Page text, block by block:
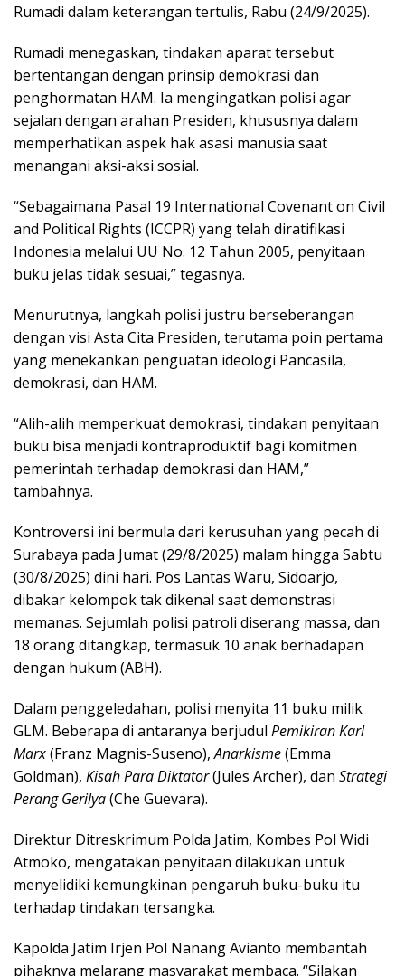
Rumadi dalam keterangan tertulis, Rabu (24/9/2025).
Rumadi menegaskan, tindakan aparat tersebut
bertentangan dengan prinsip demokrasi dan
penghormatan HAM. Ia mengingatkan polisi agar
sejalan dengan arahan Presiden, khususnya dalam
memperhatikan aspek hak asasi manusia saat
menangani aksi-aksi sosial.
“Sebagaimana Pasal 19 International Covenant on Civil
and Political Rights (ICCPR) yang telah diratifikasi
Indonesia melalui UU No. 12 Tahun 2005, penyitaan
buku jelas tidak sesuai,” tegasnya.
Menurutnya, langkah polisi justru berseberangan
dengan visi Asta Cita Presiden, terutama poin pertama
yang menekankan penguatan ideologi Pancasila,
demokrasi, dan HAM.
“Alih-alih memperkuat demokrasi, tindakan penyitaan
buku bisa menjadi kontraproduktif bagi komitmen
pemerintah terhadap demokrasi dan HAM,”
tambahnya.
Kontroversi ini bermula dari kerusuhan yang pecah di
Surabaya pada Jumat (29/8/2025) malam hingga Sabtu
(30/8/2025) dini hari. Pos Lantas Waru, Sidoarjo,
dibakar kelompok tak dikenal saat demonstrasi
memanas. Sejumlah polisi patroli diserang massa, dan
18 orang ditangkap, termasuk 10 anak berhadapan
dengan hukum (ABH).
Dalam penggeledahan, polisi menyita 11 buku milik
GLM. Beberapa di antaranya berjudul Pemikiran Karl
Marx(Franz Magnis-Suseno),Anarkisme(Emma
Goldman), Kisah Para Diktator(Jules Archer), dan Strategi
Perang Gerilya(Che Guevara).
Direktur Ditreskrimum Polda Jatim, Kombes Pol Widi
Atmoko, mengatakan penyitaan dilakukan untuk
menyelidiki kemungkinan pengaruh buku-buku itu
terhadap tindakan tersangka.
Kapolda Jatim Irjen Pol Nanang Avianto membantah
pihaknya melarang masyarakat membaca. “Silakan